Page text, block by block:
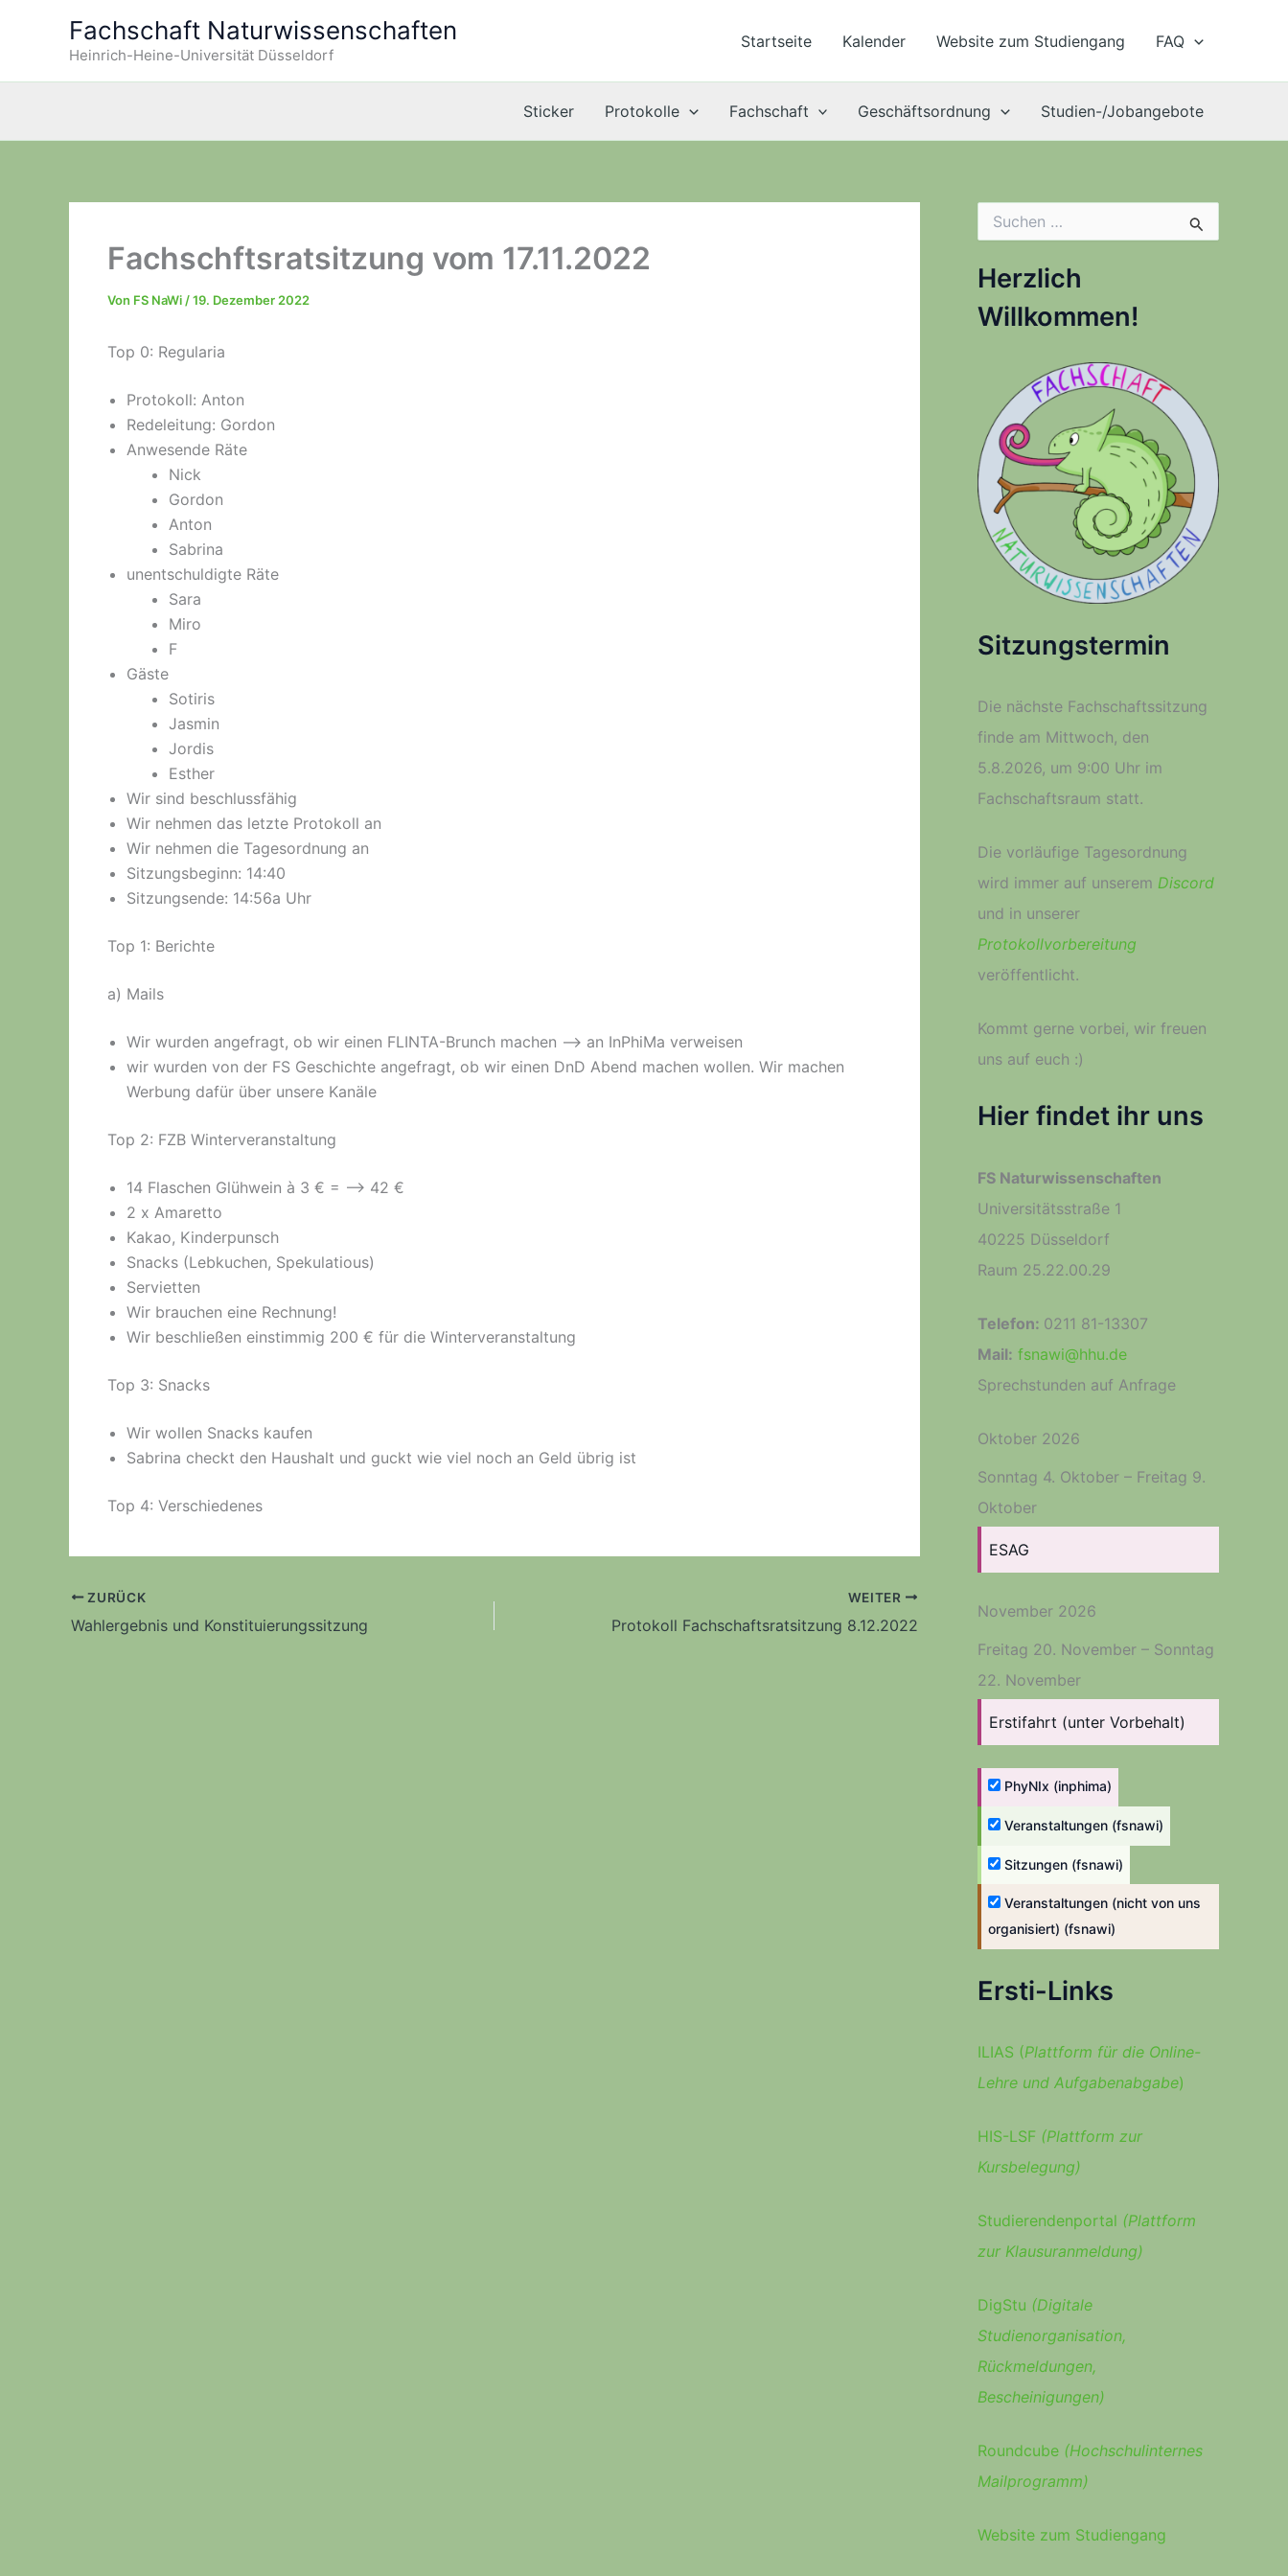
Fachschaft Naturwissenschaften
Heinrich-Heine-Universität Düsseldorf
Startseite Kalender Website zum Studiengang FAQ
Sticker Protokolle Fachschaft Geschäftsordnung Studien-/Jobangebote
Fachschftsratsitzung vom 17.11.2022
Von FS NaWi /19. Dezember 2022
Top 0: Regularia
Protokoll: Anton
Redeleitung: Gordon
Anwesende Räte
Nick
Gordon
Anton
Sabrina
unentschuldigte Räte
Sara
Miro
F
Gäste
Sotiris
Jasmin
Jordis
Esther
Wir sind beschlussfähig
Wir nehmen das letzte Protokoll an
Wir nehmen die Tagesordnung an
Sitzungsbeginn: 14:40
Sitzungsende: 14:56a Uhr
Top 1: Berichte
a) Mails
Wir wurden angefragt, ob wir einen FLINTA-Brunch machen –> an InPhiMa verweisen
wir wurden von der FS Geschichte angefragt, ob wir einen DnD Abend machen wollen. Wir machen
Werbung dafür über unsere Kanäle
Top 2: FZB Winterveranstaltung
14 Flaschen Glühwein à 3 € = –> 42 €
2 x Amaretto
Kakao, Kinderpunsch
Snacks (Lebkuchen, Spekulatious)
Servietten
Wir brauchen eine Rechnung!
Wir beschließen einstimmig 200 € für die Winterveranstaltung
Top 3: Snacks
Wir wollen Snacks kaufen
Sabrina checkt den Haushalt und guckt wie viel noch an Geld übrig ist
Top 4: Verschiedenes
ZURÜCK
Wahlergebnis und Konstituierungssitzung
WEITER
Protokoll Fachschaftsratsitzung 8.12.2022
h
e
n
n
Herzlich
Willkommen!
Sitzungstermin
Die nächste Fachschaftssitzung
finde am Mittwoch, den
5.8.2026, um 9:00 Uhr im
Fachschaftsraum statt.
Die vorläufige Tagesordnung
wird immer auf unserem Discord
und in unserer
Protokollvorbereitung
veröffentlicht.
Kommt gerne vorbei, wir freuen
uns auf euch :­)
Hier findet ihr uns
FS Naturwissenschaften
Universitätsstraße 1
40225 Düsseldorf
Raum 25.22.00.29
Telefon: 0211 81-13307
Mail: fsnawi@hhu.de
Sprechstunden auf Anfrage
Oktober 2026
Sonntag 4. Oktober – Freitag 9.
Oktober
ESAG
November 2026
Freitag 20. November – Sonntag
22. November
Erstifahrt (unter Vorbehalt)
PhyNIx (inphima)
Veranstaltungen (fsnawi)
Sitzungen (fsnawi)
Veranstaltungen (nicht von uns
organisiert) (fsnawi)
Ersti-Links
ILIAS (Plattform für die Online-
Lehre und Aufgabenabgabe)
HIS-LSF (Plattform zur
Kursbelegung)
Studierendenportal (Plattform
zur Klausuranmeldung)
DigStu (Digitale
Studienorganisation,
Rückmeldungen,
Bescheinigungen)
Roundcube (Hochschulinternes
Mailprogramm)
Website zum Studiengang